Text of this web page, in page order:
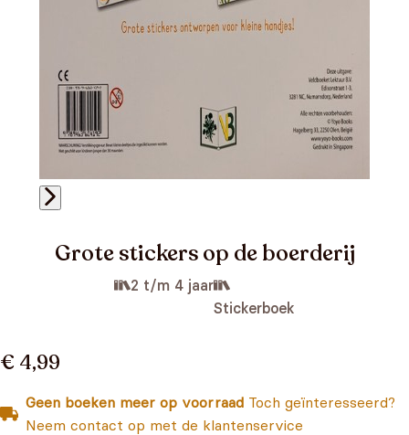
Grote stickers op de boerderij
2 t/m 4 jaar
Stickerboek
€ 4,99
Geen boeken meer op voorraad Toch geïnteresseerd?
Neem contact op met de klantenservice